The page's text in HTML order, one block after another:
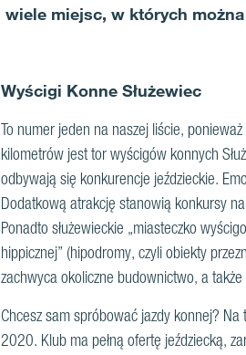
wiele miejsc, w których
Wyścigi Konne Służewiec
To numer jeden na naszej liście,
kilometrów jest tor wyścigów konnych
odbywają się konkurencje jeździeckie.
Dodatkową atrakcję stanowią konkursy
Ponadto służewieckie „miasteczko
hippicznej” (hipodromy, czyli obiekty
zachwyca okoliczne budownictwo, a
Chcesz sam spróbować jazdy konnej? Na
2020. Klub ma pełną ofertę jeździecką,